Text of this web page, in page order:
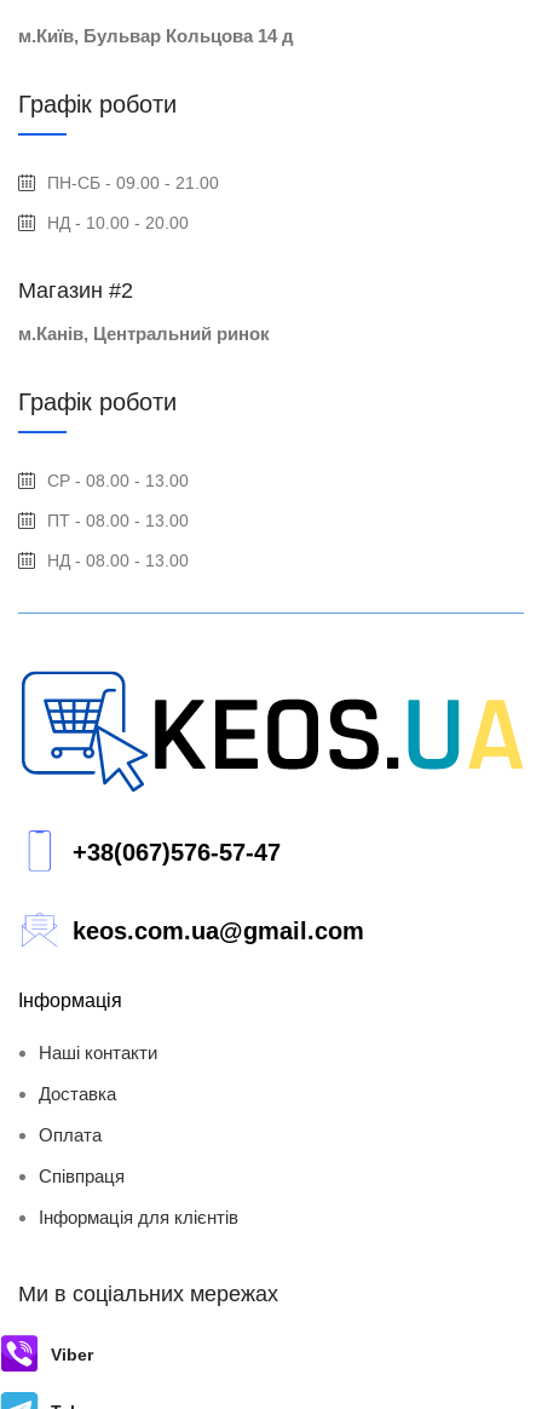
м.Київ, Бульвар Кольцова 14 д
Графік роботи
ПН-СБ - 09.00 - 21.00
НД - 10.00 - 20.00
Магазин #2
м.Канів, Центральний ринок
Графік роботи
СР - 08.00 - 13.00
ПТ - 08.00 - 13.00
НД - 08.00 - 13.00
+38(067)576-57-47
keos.com.ua@gmail.com
Інформація
Наші контакти
Доставка
Оплата
Співпраця
Інформація для клієнтів
Ми в соціальних мережах
Viber